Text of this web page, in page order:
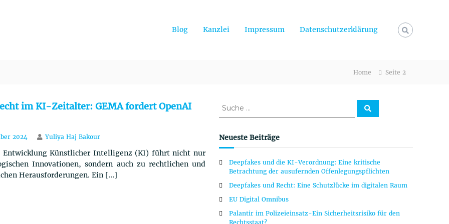
Blog Kanzlei Impressum Datenschutzerklärung
Home Seite 2
im KI-Zeitalter: GEMA fordert OpenAI
2024 Yuliya Haj Bakour
Entwicklung Künstlicher Intelligenz (KI) führt nicht nur
Innovationen, sondern auch zu rechtlichen und
Herausforderungen. Ein […]
S
h
e
a
h
:
S
Neueste Beiträge
Deepfakes und die KI-Verordnung: Eine kritische
Betrachtung der ausufernden Offenlegungspflichten
Deepfakes und Recht: Eine Schutzlücke im digitalen Raum
EU Digital Omnibus
Palantir im Polizeieinsatz-Ein Sicherheitsrisiko für den
Rechtsstaat?